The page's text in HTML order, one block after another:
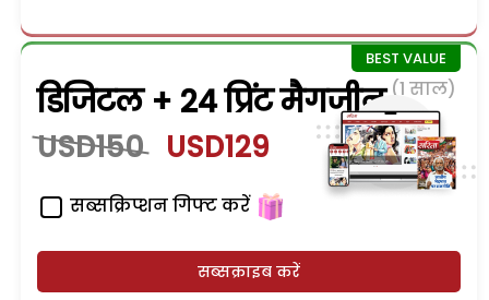
डिजिटल + 24 प्रिंट मैगजीन (1 साल)
USD150 USD129
सब्सक्रिप्शन गिफ्ट करें
सब्सक्राइब करें